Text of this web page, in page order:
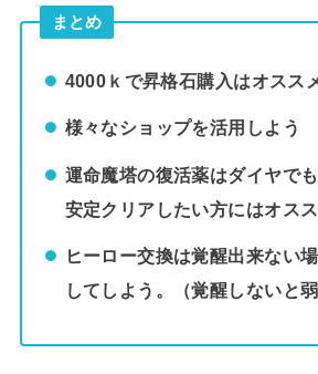
まとめ
4000ｋで昇格石購入はオスス
様々なショップを活用しよう
運命魔塔の復活薬はダイヤで
安定クリアしたい方にはオス
ヒーロー交換は覚醒出来ない
してしよう。（覚醒しないと弱